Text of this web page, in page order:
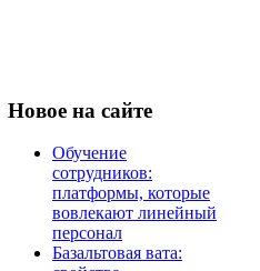
Новое на сайте
Обучение
сотрудников:
платформы, которые
вовлекают линейный
персонал
Базальтовая вата: